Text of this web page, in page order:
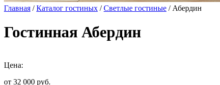
Главная /Каталог гостиных /Светлые гостиные / Абердин
Гостинная Абердин
Цена:
от 32 000 руб.